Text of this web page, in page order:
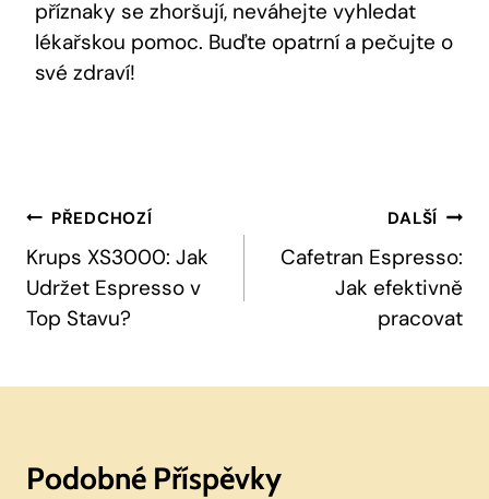
příznaky se zhoršují, neváhejte vyhledat
lékařskou pomoc. Buďte opatrní a pečujte o
své zdraví!
Navigace
Pro
Příspěvek
PŘEDCHOZÍ
Krups XS3000: Jak
Udržet Espresso v
Top Stavu?
DALŠÍ
Cafetran Espresso:
Jak efektivně
pracovat
Podobné Příspěvky